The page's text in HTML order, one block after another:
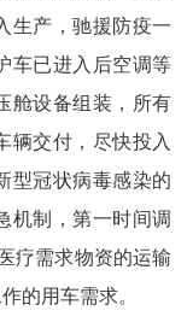
生产，驰援防疫一
车已进入后空调等
舱设备组装，所有
辆交付，尽快投入
型冠状病毒感染的
机制，第一时间调
疗需求物资的运输
的用车需求。